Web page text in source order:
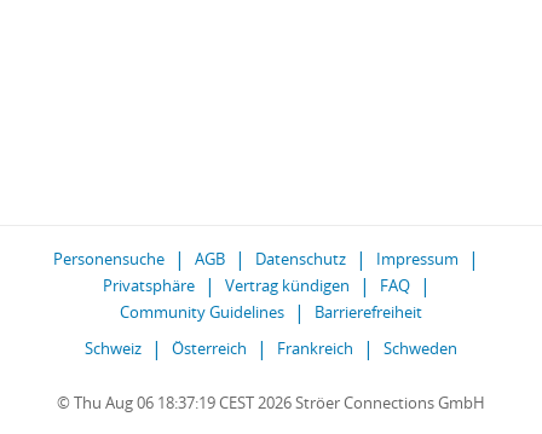
Personensuche AGB Datenschutz
Impressum
Privatsphäre
Vertrag kündigen
FAQ
Community Guidelines
Barrierefreiheit
Schweiz
Österreich Frankreich Schweden
© Thu Aug 06 18:37:19 CEST 2026 Ströer Connections GmbH